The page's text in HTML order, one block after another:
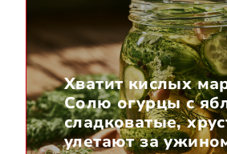
Хватит кислых
Солю огурцы с
сладковатые,
улетают за